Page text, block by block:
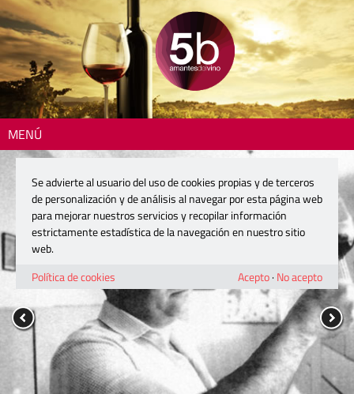
MENÚ
Se advierte al usuario del uso de cookies propias y de terceros
de personalización y de análisis al navegar por esta página web
para mejorar nuestros servicios y recopilar información
estrictamente estadística de la navegación en nuestro sitio
web.
Política de cookies
Acepto· No acepto